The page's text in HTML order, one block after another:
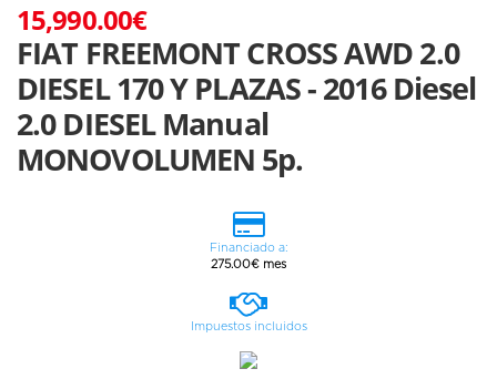
15,990.00€
FIAT FREEMONT CROSS AWD 2.0
DIESEL 170 Y PLAZAS - 2016 Diesel
2.0 DIESEL Manual
MONOVOLUMEN 5p.
Financiado a:
275.00€ mes
Impuestos incluidos